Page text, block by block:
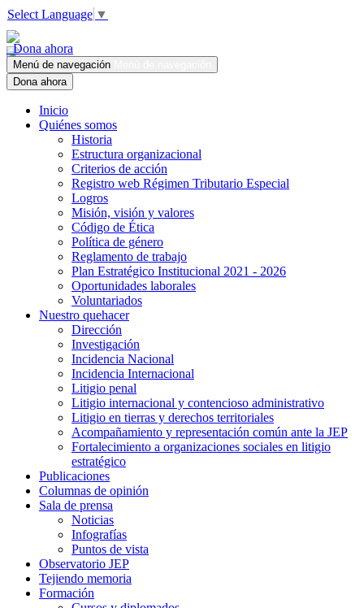
Select Language ▼
Dona ahora
Menú de navegación
Dona ahora
Inicio
Quiénes somos
Historia
Estructura organizacional
Criterios de acción
Registro web Régimen Tributario Especial
Logros
Misión, visión y valores
Código de Ética
Política de género
Reglamento de trabajo
Plan Estratégico Institucional 2021 - 2026
Oportunidades laborales
Voluntariados
Nuestro quehacer
Dirección
Investigación
Incidencia Nacional
Incidencia Internacional
Litigio penal
Litigio internacional y contencioso administrativo
Litigio en tierras y derechos territoriales
Acompañamiento y representación común ante la JEP
Fortalecimiento a organizaciones sociales en litigio
estratégico
Publicaciones
Columnas de opinión
Sala de prensa
Noticias
Infografías
Puntos de vista
Observatorio JEP
Tejiendo memoria
Formación